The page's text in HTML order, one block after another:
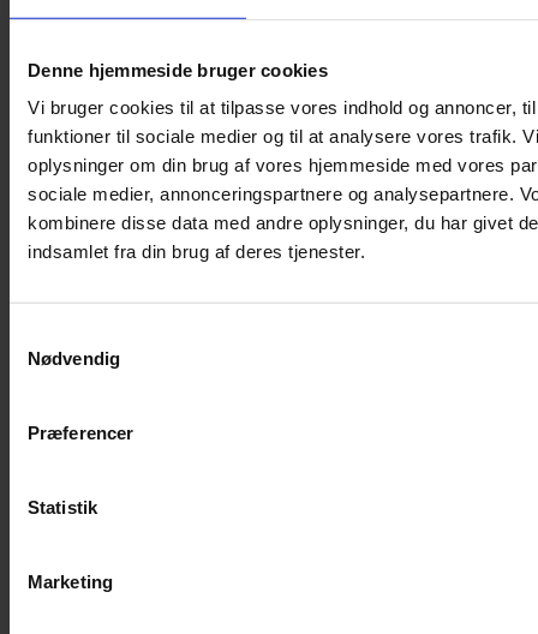
Denne hjemmeside bruger cookies
Vi bruger cookies til at tilpasse vores indhold og annoncer,
funktioner til sociale medier og til at analysere vores trafik.
oplysninger om din brug af vores hjemmeside med vores
sociale medier, annonceringspartnere og analysepartnere.
kombinere disse data med andre oplysninger, du har givet
indsamlet fra din brug af deres tjenester.
Nødvendig
Præferencer
Statistik
Marketing
Kaninbur
Rottebur
Marsvinebur
Løbegård
Overdækning løbegård
Indretning til bure